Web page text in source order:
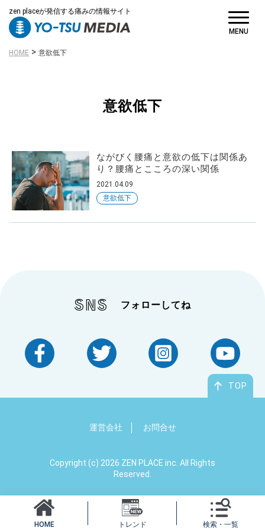
zen placeが発信する痛みの情報サイト
MENU
病名・症状
原因・きっかけ
から探す
HOME > 意欲低下
意欲低下
ながびく腰痛と意欲の低下は関係あ
り？腰痛とこころの深い関係
2021.04.09
意欲低下
SNS フォローしてね
運営会社 お問合せ
Copyright (c) 2026 ZEN PLACE inc. All Rights
Reserved.
TOP
HOME トレンド 検索・一覧